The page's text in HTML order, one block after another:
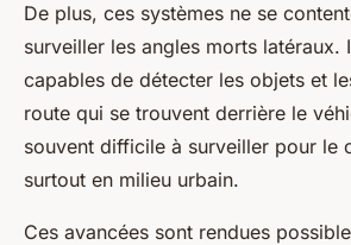
De plus, ces systèmes ne se
surveiller les angles morts latéraux.
capables de détecter les objets et
route qui se trouvent derrière le
souvent difficile à surveiller pour le
surtout en milieu urbain.
Ces avancées sont rendues